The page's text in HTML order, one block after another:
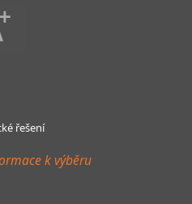
řešení
k výběru